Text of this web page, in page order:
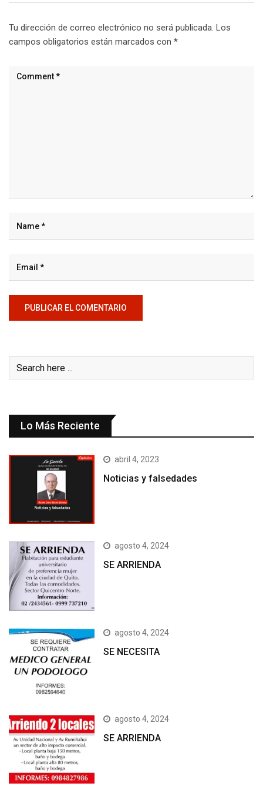
Tu dirección de correo electrónico no será publicada. Los
campos obligatorios están marcados con *
Lo Más Reciente
abril 4, 2023
Noticias y falsedades
agosto 4, 2024
SE ARRIENDA
agosto 4, 2024
SE NECESITA
agosto 4, 2024
SE ARRIENDA